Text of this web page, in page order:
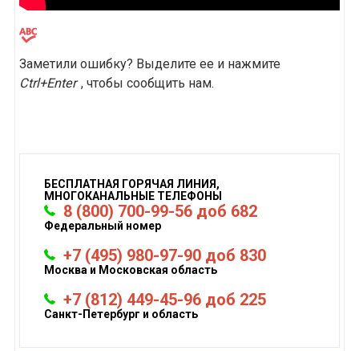
Заметили ошибку? Выделите ее и нажмите
Ctrl+Enter , чтобы сообщить нам.
БЕСПЛАТНАЯ ГОРЯЧАЯ ЛИНИЯ,
МНОГОКАНАЛЬНЫЕ ТЕЛЕФОНЫ
8 (800) 700-99-56 доб 682
Федеральный номер
+7 (495) 980-97-90 доб 830
Москва и Московская область
+7 (812) 449-45-96 доб 225
Санкт-Петербург и область